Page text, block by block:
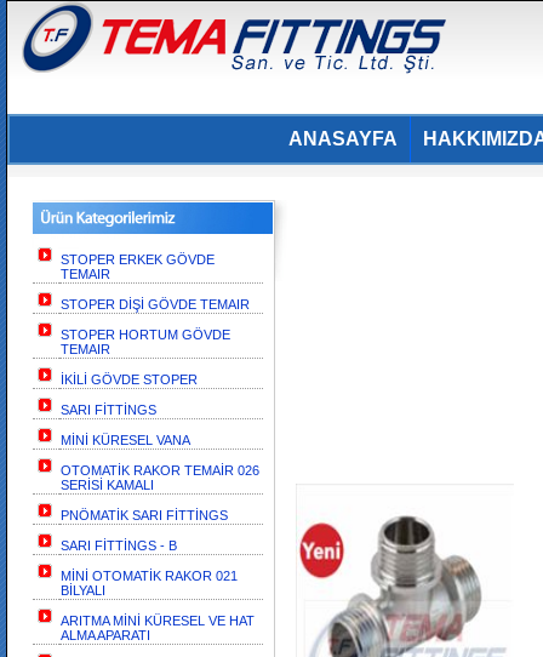
ANASAYFA
STOPER ERKEK GÖVDE
TEMAIR
STOPER DİŞİ GÖVDE TEMAIR
STOPER HORTUM GÖVDE
TEMAIR
İKİLİ GÖVDE STOPER
SARI FİTTİNGS
MİNİ KÜRESEL VANA
OTOMATİK RAKOR TEMAİR 026
SERİSİ KAMALI
PNÖMATİK SARI FİTTİNGS
SARI FİTTİNGS - B
MİNİ OTOMATİK RAKOR 021
BİLYALI
ARITMA MİNİ KÜRESEL VE HAT
ALMA APARATI